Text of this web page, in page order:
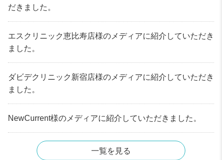
だきました。
エスクリニック恵比寿店様のメディアに紹介していただき
ました。
ダビデクリニック新宿店様のメディアに紹介していただき
ました。
NewCurrent様のメディアに紹介していただきました。
一覧を見る